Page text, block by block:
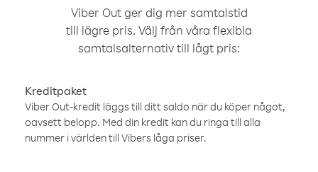
Viber Out ger dig mer samtalstid
till lägre pris. Välj från våra flexibla
samtalsalternativ till lågt pris:
Kreditpaket
Viber Out-kredit läggs till ditt saldo när du köper något,
oavsett belopp. Med din kredit kan du ringa till alla
nummer i världen till Vibers låga priser.